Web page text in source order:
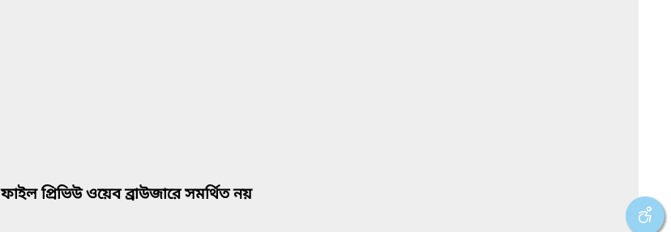
ফাইল প্রিভিউ ওয়েব ব্রাউজারে সমর্থিত নয়